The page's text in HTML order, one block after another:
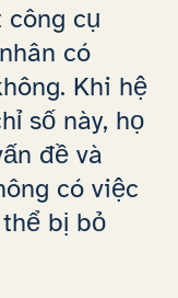
cụ
có
Khi hệ
số này, họ
đề và
có việc
bị bỏ